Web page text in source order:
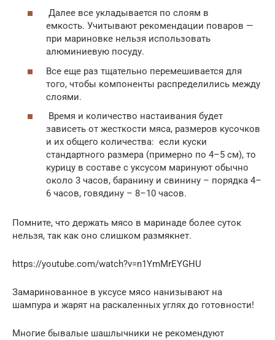
Далее все укладывается по слоям в
емкость. Учитывают рекомендации поваров —
при мариновке нельзя использовать
алюминиевую посуду.
Все еще раз тщательно перемешивается для
того, чтобы компоненты распределились между
слоями.
Время и количество настаивания будет
зависеть от жесткости мяса, размеров кусочков
и их общего количества: если куски
стандартного размера (примерно по 4–5 см), то
курицу в составе с уксусом маринуют обычно
около 3 часов, баранину и свинину – порядка 4–
6 часов, говядину – 8–10 часов.
Помните, что держать мясо в маринаде более суток
нельзя, так как оно слишком размякнет.
https://youtube.com/watch?v=n1YmMrEYGHU
Замаринованное в уксусе мясо нанизывают на
шампура и жарят на раскаленных углях до готовности!
Многие бывалые шашлычники не рекомендуют